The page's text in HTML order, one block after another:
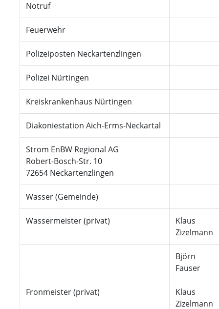
Notruf
Feuerwehr
Polizeiposten Neckartenzlingen
Polizei Nürtingen
Kreiskrankenhaus Nürtingen
Diakoniestation Aich-Erms-Neckartal
Strom EnBW Regional AG
Robert-Bosch-Str. 10
72654 Neckartenzlingen
Wasser (Gemeinde)
Wassermeister (privat)
Klaus
Zizelmann
Björn
Fauser
Fronmeister (privat)
Klaus
Zizelmann